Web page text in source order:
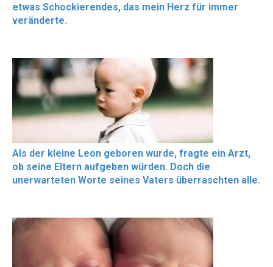
etwas Schockierendes, das mein Herz für immer
veränderte.
Als der kleine Leon geboren wurde, fragte ein Arzt,
ob seine Eltern aufgeben würden. Doch die
unerwarteten Worte seines Vaters überraschten alle.